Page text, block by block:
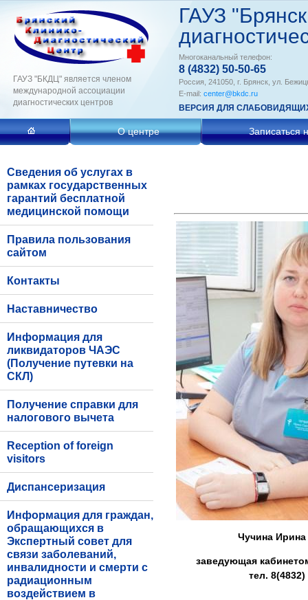
ГАУЗ "БКДЦ" является членом
международной ассоциации
диагностических центров
ГАУЗ
Многоканальный телефон:
8 (4832) 50-50-65
Россия, 241050, г. Брянск, ул.
E-mail: center@bkdc.ru
ВЕРСИЯ ДЛЯ
О центре Записаться
Сведения об услугах в
рамках государственных
гарантий бесплатной
медицинской помощи
Правила пользования
сайтом
Контакты
Наставничество
Информация для
ликвидаторов ЧАЭС
(Получение путевки на
СКЛ)
Получение справки для
налогового вычета
Reception of foreign
visitors
Диспансеризация
Информация для граждан,
обращающихся в
Экспертный совет для
связи заболеваний,
инвалидности и смерти с
радиационным
воздействием в
Чучина Ирина
заведующая
тел. 8(4832)